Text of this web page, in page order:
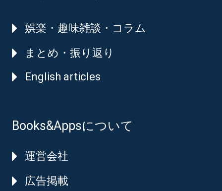
娯楽・趣味雑談・コラム
まとめ・振り返り
English articles
Books&Appsについて
運営会社
広告掲載